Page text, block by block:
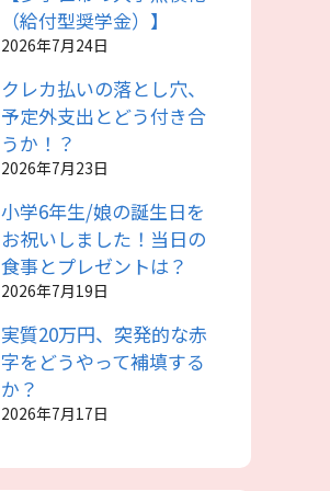
（給付型奨学金）】
2026年7月24日
クレカ払いの落とし穴、
予定外支出とどう付き合
うか！？
2026年7月23日
小学6年生/娘の誕生日を
お祝いしました！当日の
食事とプレゼントは？
2026年7月19日
実質20万円、突発的な赤
字をどうやって補填する
か？
2026年7月17日